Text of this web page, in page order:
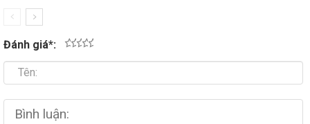
Đánh giá*: